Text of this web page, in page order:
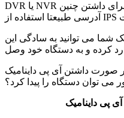
DVR یا NVR خود را در محیط اینترنت پیدا کنید. برای داشتن چنین
شما می توانید به سادگی این
کرده و به دستگاه خود وصل
صورت داشتن آی پی داینامیک
می توان دستگاه را پیدا کرد؟
پی داینامیک